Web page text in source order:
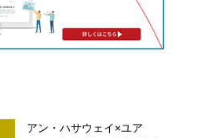
アン・ハサウェイ×ユア